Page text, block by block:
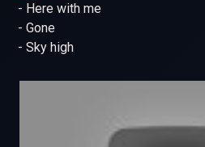
- Here with me
- Gone
- Sky high